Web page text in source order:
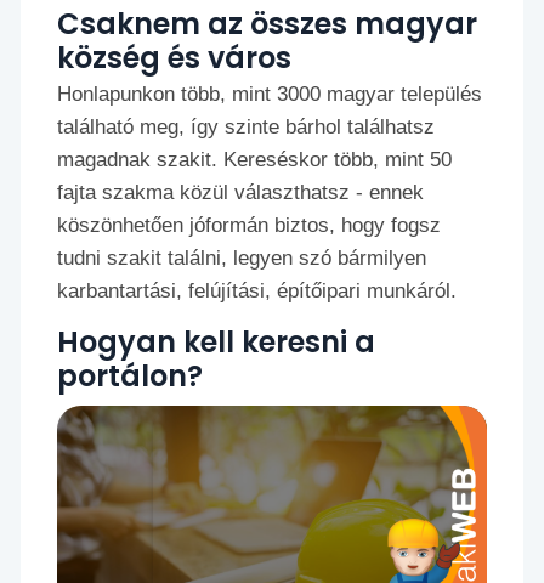
Csaknem az összes magyar
község és város
Honlapunkon több, mint 3000 magyar település
található meg, így szinte bárhol találhatsz
magadnak szakit. Kereséskor több, mint 50
fajta szakma közül választhatsz - ennek
köszönhetően jóformán biztos, hogy fogsz
tudni szakit találni, legyen szó bármilyen
karbantartási, felújítási, építőipari munkáról.
Hogyan kell keresni a
portálon?